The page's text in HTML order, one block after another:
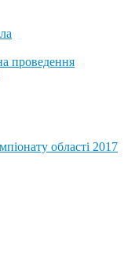
проведення
області 2017